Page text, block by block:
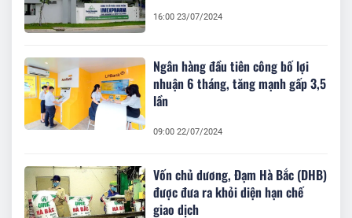
16:00 23/07/2024
Ngân hàng đầu tiên công bố lợi
nhuận 6 tháng, tăng mạnh gấp 3,5
lần
09:00 22/07/2024
Vốn chủ dương, Đạm Hà Bắc (DHB)
được đưa ra khỏi diện hạn chế
giao dịch